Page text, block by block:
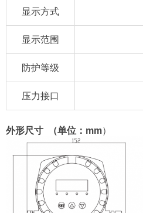
显示方式
显示范围
防护等级
压力接口
外形尺寸 （单位：mm）